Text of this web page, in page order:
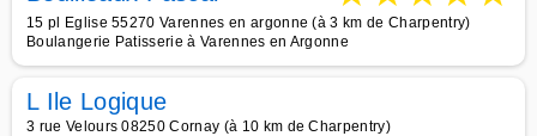
15 pl Eglise 55270 Varennes en argonne (à 3 km de Charpentry)
Boulangerie Patisserie à Varennes en Argonne
L Ile Logique
3 rue Velours 08250 Cornay (à 10 km de Charpentry)